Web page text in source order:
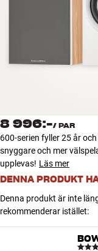
Hitta Butik
Kundtjänst
Kundtjänst
Bygg med ljud
Företag
8 996:-/ PAR
600-serien fyller 25 år
snyggare och mer
upplevas! Läs mer
DENNA PRODUKT
Denna produkt är inte
rekommenderar istället: